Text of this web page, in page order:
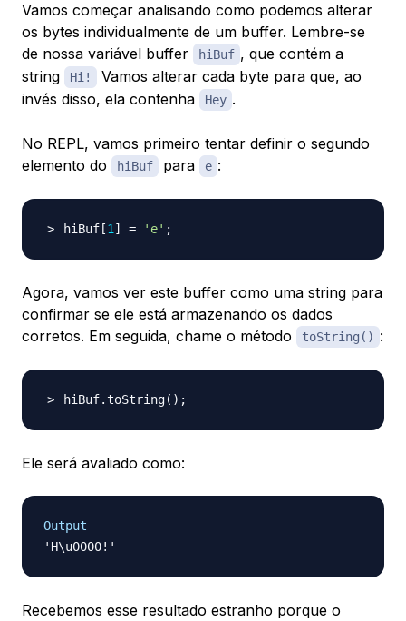
Vamos começar analisando como podemos alterar
os bytes individualmente de um buffer. Lembre-se
de nossa variável buffer
hiBuf , que contém a
string
Hi!
Vamos alterar cada byte para que, ao
invés disso, ela contenha
Hey .
No REPL, vamos primeiro tentar definir o segundo
elemento do
hiBuf para e :
hiBuf [1] = 'e' ;
Agora, vamos ver este buffer como uma string para
confirmar se ele está armazenando os dados
corretos. Em seguida, chame o método
toString() :
hiBuf.toString( ) ;
Ele será avaliado como:
Output
Recebemos esse resultado estranho porque o